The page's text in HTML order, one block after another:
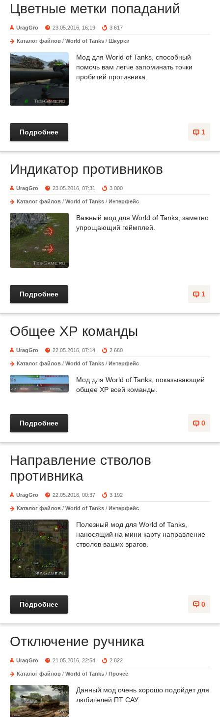
Цветные метки попаданий
UragGro 23.05.2016, 16:19 3 617
Каталог файлов / World of Tanks / Шкурки
Мод для World of Tanks, способный
помочь вам легче запоминать точки
пробитий противника.
1
Подробнее
Индикатор противников
UragGro 23.05.2016, 07:31 3 000
Каталог файлов / World of Tanks / Интерфейс
Важный мод для World of Tanks, заметно
упрощающий геймплей.
1
Подробнее
Общее ХР команды
UragGro 22.05.2016, 07:14 2 680
Каталог файлов / World of Tanks / Интерфейс
Мод для World of Tanks, показывающий
общее ХР всей команды.
0
Подробнее
Направление стволов
противника
UragGro 22.05.2016, 00:37 3 192
Каталог файлов / World of Tanks / Интерфейс
Полезный мод для World of Tanks,
наносящий на мини карту направление
стволов ваших врагов.
0
Подробнее
Отключение ручника
UragGro 21.05.2016, 22:54 2 822
Каталог файлов / World of Tanks / Прочее
Данный мод очень хорошо подойдет для
любителей ПТ САУ.